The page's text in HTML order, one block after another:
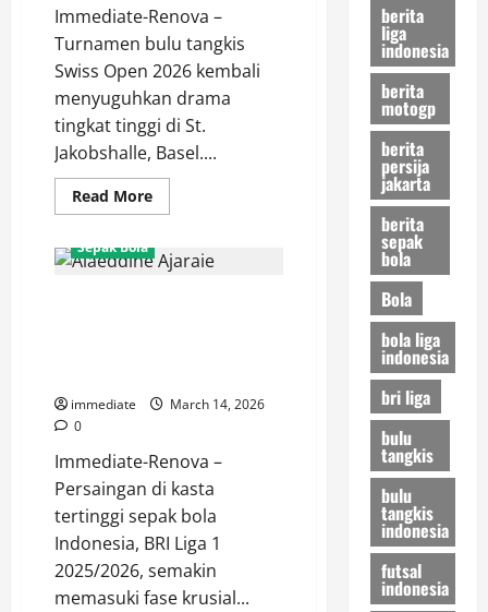
Panas
Immediate-Renova –
Turnamen bulu tangkis
Swiss Open 2026 kembali
menyuguhkan drama
tingkat tinggi di St.
Jakobshalle, Basel....
Read MoreRead
more
Open
2026,
Duel
Sengit
Sepak Bola
immediate
March 14, 2026
0
Immediate-Renova –
Persaingan di kasta
tertinggi sepak bola
Indonesia, BRI Liga 1
2025/2026, semakin
memasuki fase krusial...
berita
liga
indonesia
berita
motogp
berita
persija
jakarta
berita
sepak
bola
Bola
bola liga
indonesia
bri liga
bulu
tangkis
bulu
tangkis
indonesia
futsal
indonesia